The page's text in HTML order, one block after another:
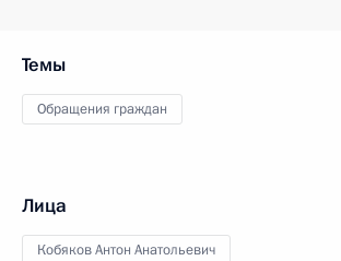
Темы
Обращения граждан
Лица
Кобяков Антон Анатольевич